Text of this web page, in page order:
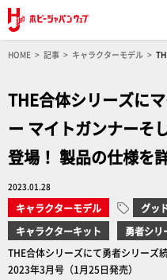
HOME 記事 キャラクターモデル
THE合体シリーズに
ー マイトガンナーそ
登場！ 製品の仕様を
2023.01.28
キャラクターモデル
グッ
キャラクターキット
勇者シリ
THE合体シリーズにて勇者シリー
2023年3月号（1月25日発売）